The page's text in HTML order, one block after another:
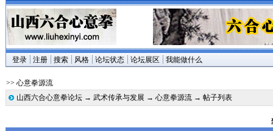
登录 注册 搜索 风格 论坛状态 论坛展区 我能做什么
>> 心意拳源流
山西六合心意拳论坛→ 武术传承与发展 → 心意拳源流→ 帖子列表